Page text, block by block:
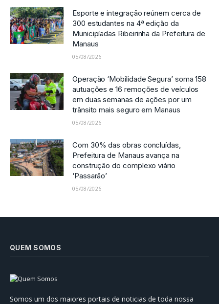
Esporte e integração reúnem cerca de
300 estudantes na 4ª edição da
Municipíadas Ribeirinha da Prefeitura de
Manaus
05/08/2026
Operação ‘Mobilidade Segura’ soma 158
autuações e 16 remoções de veículos
em duas semanas de ações por um
trânsito mais seguro em Manaus
05/08/2026
Com 30% das obras concluídas,
Prefeitura de Manaus avança na
construção do complexo viário
‘Passarão’
05/08/2026
QUEM SOMOS
Somos um dos maiores portais de noticias de toda nossa